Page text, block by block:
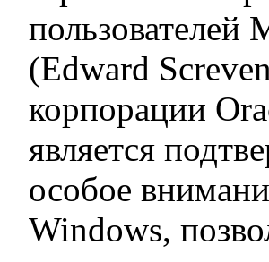
пользователей
(Edward
корпорации
является
особое
Windows,